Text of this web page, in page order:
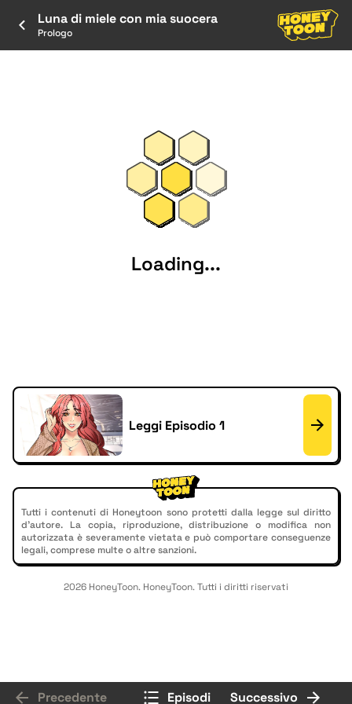
Luna di miele con mia suocera
Prologo
Loading...
Leggi Episodio 1
Tutti i contenuti di Honeytoon sono protetti dalla legge sul diritto
d'autore. La copia, riproduzione, distribuzione o modifica non
autorizzata è severamente vietata e può comportare conseguenze
legali, comprese multe o altre sanzioni.
2026 HoneyToon. HoneyToon. Tutti i diritti riservati
Precedente Episodi Successivo